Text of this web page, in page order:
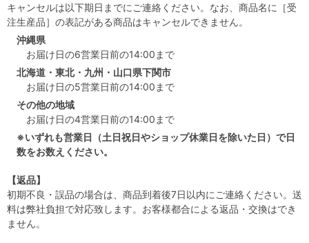
キャンセルは以下期日までにご連絡ください。なお、商品名に［受
注生産品］の表記がある商品はキャンセルできません。
沖縄県
お届け日の6営業日前の14:00まで
北海道・東北・九州・山口県下関市
お届け日の5営業日前の14:00まで
その他の地域
お届け日の4営業日前の14:00まで
※いずれも営業日（土日祝日やショップ休業日を除いた日）で日
数をお数えください。
【返品】
初期不良・誤品の場合は、商品到着後7日以内にご連絡ください。送
料は弊社負担で対応致します。お客様都合による返品・交換はでき
ません。